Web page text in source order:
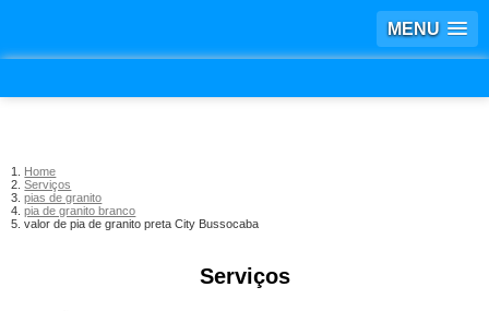
MENU
Home
Serviços
pias de granito
pia de granito branco
valor de pia de granito preta City Bussocaba
Serviços